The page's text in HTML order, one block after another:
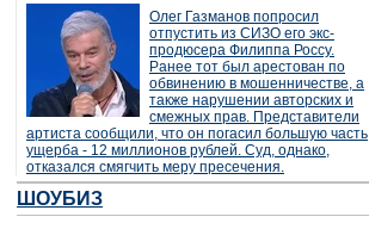
Олег Газманов попросил
отпустить из СИЗО его экс-
продюсера Филиппа Россу.
Ранее тот был арестован по
обвинению в мошенничестве, а
также нарушении авторских и
смежных прав. Представители
артиста сообщили, что он погасил большую часть
ущерба - 12 миллионов рублей. Суд, однако,
отказался смягчить меру пресечения.
ШОУБИЗ